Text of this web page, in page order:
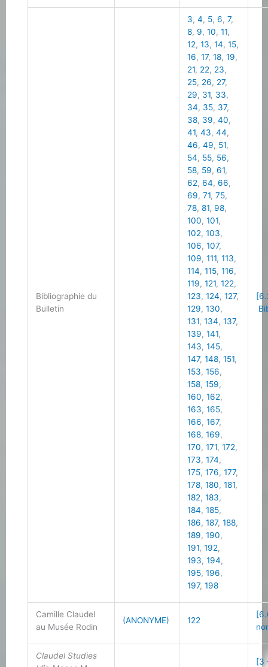
Bibliographie du
Bulletin
3,4, 5,6,7,
8, 9,10,11,
12,13,14,15,
16,17,18,19,
21, 22, 23,
25, 26, 27,
29, 31, 33,
34, 35, 37,
38, 39,40,
41,43,44,
46,49, 51,
54, 55, 56,
58, 59,61,
62,64,66,
69,71,75,
78,81, 98,
100,101,
102,103,
106,107,
109,111,113,
114,115,116,
119,121,122,
123,124,127,
129,130,
131,134,137,
139,141,
143,145,
147,148,151,
153,156,
158,159,
160,162,
163,165,
166,167,
168,169,
170,171,172,
173,174,
175,176,177,
178,180,181,
182,183,
184,185,
186,187,188,
189,190,
191,192,
193,194,
195,196,
197,198
Camille Claudel
au Musée Rodin
(ANONYME) 122
Claudel Studies
[3